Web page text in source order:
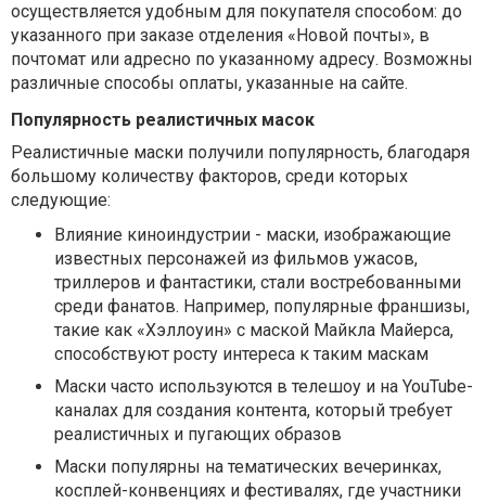
осуществляется удобным для покупателя способом: до
указанного при заказе отделения «Новой почты», в
почтомат или адресно по указанному адресу. Возможны
различные способы оплаты, указанные на сайте.
Популярность реалистичных масок
Реалистичные маски получили популярность, благодаря
большому количеству факторов, среди которых
следующие:
Влияние киноиндустрии - маски, изображающие
известных персонажей из фильмов ужасов,
триллеров и фантастики, стали востребованными
среди фанатов. Например, популярные франшизы,
такие как «Хэллоуин» с маской Майкла Майерса,
способствуют росту интереса к таким маскам
Маски часто используются в телешоу и на YouTube-
каналах для создания контента, который требует
реалистичных и пугающих образов
Маски популярны на тематических вечеринках,
косплей-конвенциях и фестивалях, где участники